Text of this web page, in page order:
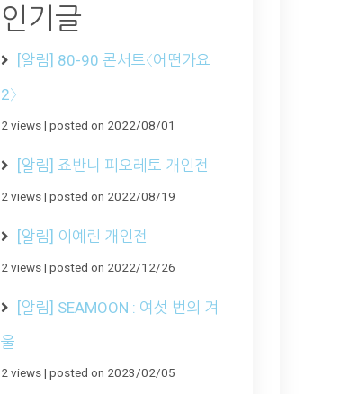
인기글
[알림] 80-90 콘서트〈어떤가요
2〉
2 views| posted on 2022/08/01
[알림] 죠반니 피오레토 개인전
2 views| posted on 2022/08/19
[알림] 이예린 개인전
2 views| posted on 2022/12/26
[알림] SEAMOON : 여섯 번의 겨
울
2 views| posted on 2023/02/05